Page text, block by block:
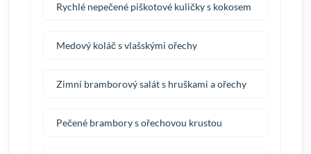
Rychlé nepečené piškotové kuličky s kokosem
Medový koláč s vlašskými ořechy
Zimní bramborový salát s hruškami a ořechy
Pečené brambory s ořechovou krustou